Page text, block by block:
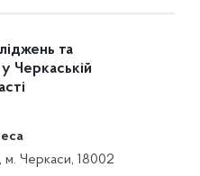
та
Черкаській
м. Черкаси, 18002